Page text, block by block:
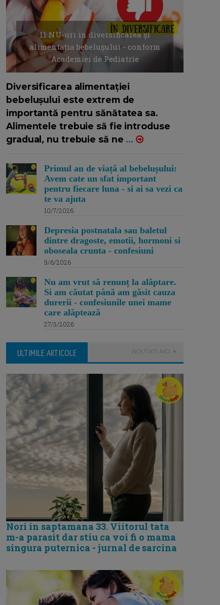
11 NU-uri in diversificarea și
alimentația bebelușului - conform
Academiei de Pediatrie
Diversificarea alimentației
bebelușului este extrem de
importantă pentru sănătatea sa.
Alimentele trebuie să fie introduse
gradual, nu trebuie să ne ...
Primul an de viață al bebelușului:
Avem cate un sfat important
pentru fiecare luna - si ai sa vezi ca
te va ajuta
10/7/2026
Depresia postnatala sau baletul
dintre dragoste, emotii, hormoni si
oboseala crunta - confesiuni
9/6/2026
Nu am vrut să renunț la alăptare.
Si am căutat până am găsit cauza
durerii - confesiunile unei mame
care alăptează
27/3/2026
ULTIMILE ARTICOLE NOUTATI AICI
Nori in saptamana 33. Viitorul tata
m-a parasit dar stiu ca voi fi o mama
singura puternica - jurnal de sarcina